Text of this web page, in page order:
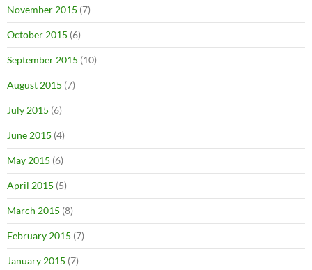
November 2015 (7)
October 2015 (6)
September 2015 (10)
August 2015 (7)
July 2015 (6)
June 2015 (4)
May 2015 (6)
April 2015 (5)
March 2015 (8)
February 2015 (7)
January 2015 (7)